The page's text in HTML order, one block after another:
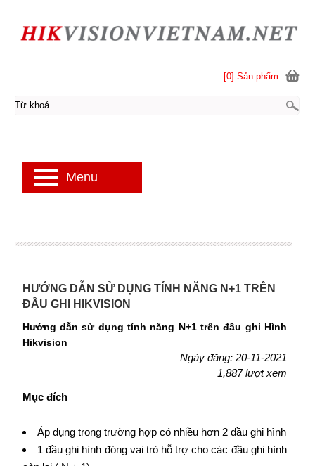
HƯỚNG DẪN SỬ DỤNG TÍNH NĂNG N+1 TRÊN
ĐẦU GHI HIKVISION
Hướng dẫn sử dụng tính năng N+1 trên đầu ghi Hình
Hikvision
Ngày đăng: 20-11-2021
1,887 lượt xem
Mục đích
Áp dụng trong trường hợp có nhiều hơn 2 đầu ghi hình
1 đầu ghi hình đóng vai trò hỗ trợ cho các đầu ghi hình
[0] Sản phẩm
Menu